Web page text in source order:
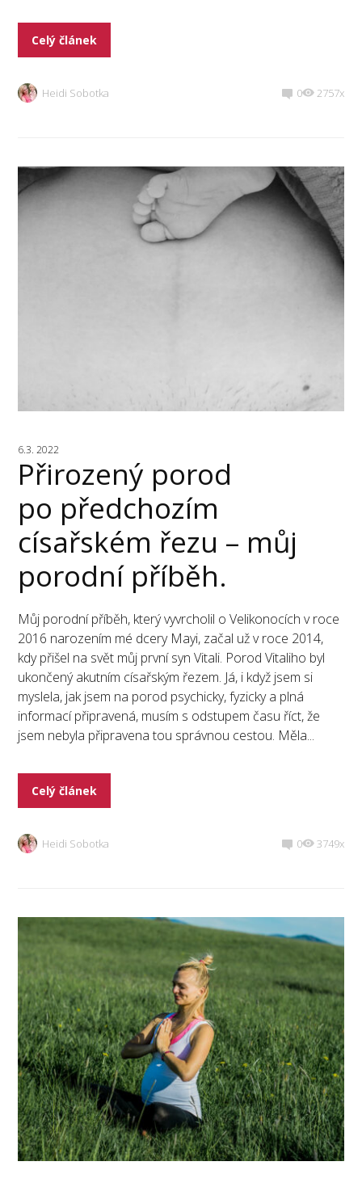
Celý článek
Heidi Sobotka 0 2757x
6.3. 2022
Přirozený porod
po předchozím
císařském řezu – můj
porodní příběh.
Můj porodní příběh, který vyvrcholil o Velikonocích v roce
2016 narozením mé dcery Mayi, začal už v roce 2014,
kdy přišel na svět můj první syn Vitali. Porod Vitaliho byl
ukončený akutním císařským řezem. Já, i když jsem si
myslela, jak jsem na porod psychicky, fyzicky a plná
informací připravená, musím s odstupem času říct, že
jsem nebyla připravena tou správnou cestou. Měla...
Celý článek
Heidi Sobotka 0 3749x